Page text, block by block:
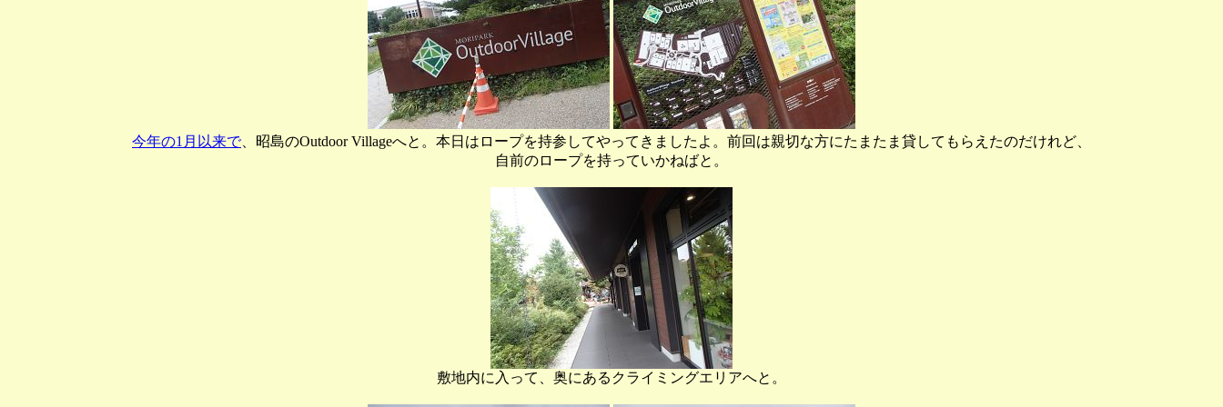
今年の1月以来で、昭島のOutdoor Villageへと。本日はロープを持参してやってきましたよ。前回は親切な方にたまたま貸してもらえたのだけれど、
自前のロープを持っていかねばと。
敷地内に入って、奥にあるクライミングエリアへと。